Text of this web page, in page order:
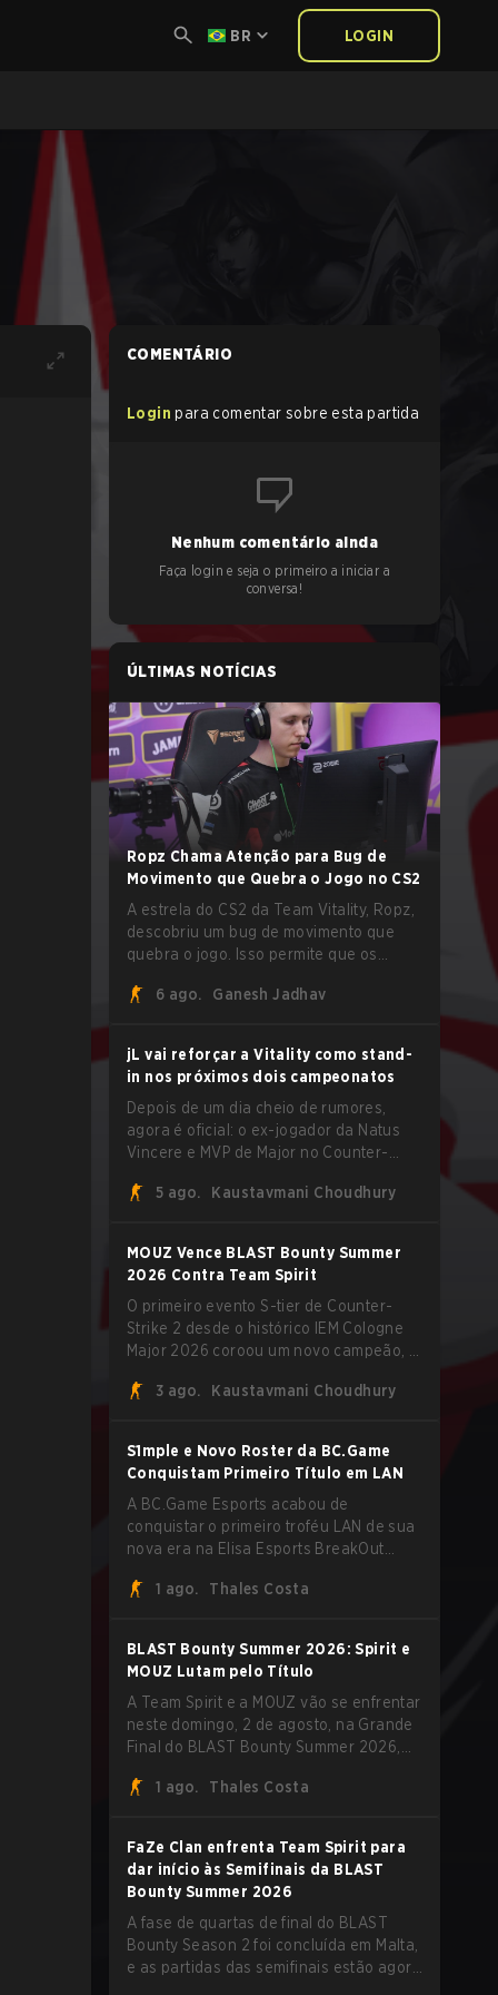
BR LOGIN
COMENTÁRIO
Login para comentar sobre esta partida
Nenhum comentário ainda
Faça login e seja o primeiro a iniciar a
conversa!
ÚLTIMAS NOTÍCIAS
Ropz Chama Atenção para Bug de
Movimento que Quebra o Jogo no CS2
A estrela do CS2 da Team Vitality, Ropz,
descobriu um bug de movimento que
quebra o jogo. Isso permite que os
extremas explorando o sistema subtick.
6 ago. Ganesh Jadhav
jL vai reforçar a Vitality como stand-
in nos próximos dois campeonatos
Depois de um dia cheio de rumores,
agora é oficial: o ex-jogador da Natus
Vincere e MVP de Major no Counter-
vestir a camisa da Team Vitality na
5 ago. Kaustavmani Choudhury
MOUZ Vence BLAST Bounty Summer
2026 Contra Team Spirit
O primeiro evento S-tier de Counter-
Strike 2 desde o histórico IEM Cologne
Major 2026 coroou um novo campeão, e
desconhecida. MOUZ, recém-saído de
dominante por 3-1 para erguer o troféu
do BLAST Bounty Summer 2026.
3 ago. Kaustavmani Choudhury
S1mple e Novo Roster da BC.Game
Conquistam Primeiro Título em LAN
A BC.Game Esports acabou de
conquistar o primeiro troféu LAN de sua
nova era na Elisa Esports BreakOut
oposição forte. O roster revigorado
vitórias seguidas e uma varrida limpa de
2-0 na final.
1 ago. Thales Costa
BLAST Bounty Summer 2026: Spirit e
MOUZ Lutam pelo Título
A Team Spirit e a MOUZ vão se enfrentar
neste domingo, 2 de agosto, na Grande
Final do BLAST Bounty Summer 2026,
que já entregou várias surpresas pelo
1 ago. Thales Costa
FaZe Clan enfrenta Team Spirit para
dar início às Semifinais da BLAST
Bounty Summer 2026
A fase de quartas de final do BLAST
Bounty Season 2 foi concluída em Malta,
e as partidas das semifinais estão agora